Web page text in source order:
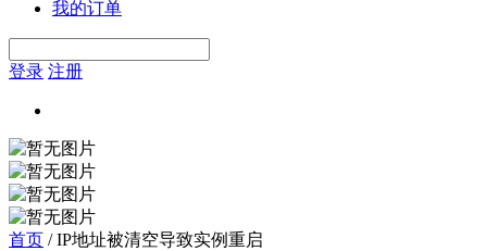
我的订单
登录 注册
首页 /IP地址被清空导致实例重启